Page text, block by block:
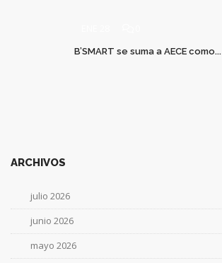
B’SMART se suma a AECE como...
ARCHIVOS
julio 2026
junio 2026
mayo 2026